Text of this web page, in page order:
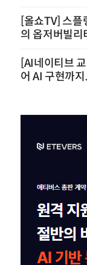
[올쇼TV] 스
의 옵저버빌리
[AI네이티브
어 AI 구현까